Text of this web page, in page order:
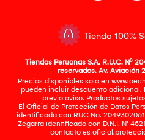
Tienda 100%
Tiendas Peruanas S.A. R.U.C. Nº
reservados. Av. Aviación
Precios disponibles solo en
pueden incluir descuento adicional.
previo aviso. Productos
El Oficial de Protección de Datos
identificada con RUC No.
Zegarra identificado con D.N.I. N°
contacto es